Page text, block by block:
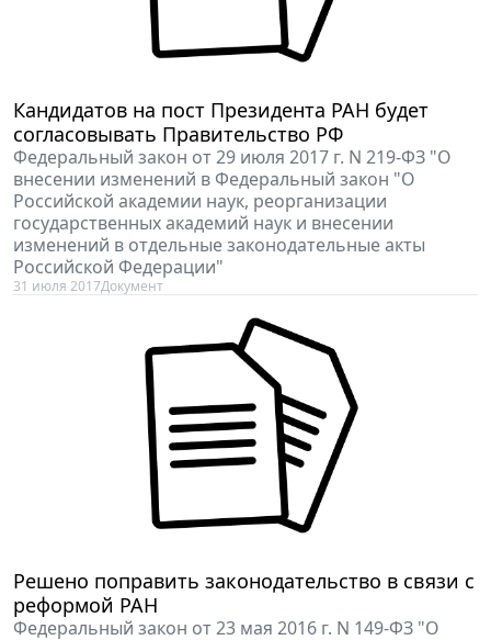
Кандидатов на пост Президента РАН будет
согласовывать Правительство РФ
Федеральный закон от 29 июля 2017 г. N 219-ФЗ "О
внесении изменений в Федеральный закон "О
Российской академии наук, реорганизации
государственных академий наук и внесении
изменений в отдельные законодательные акты
Российской Федерации"
31 июля 2017Документ
Решено поправить законодательство в связи с
реформой РАН
Федеральный закон от 23 мая 2016 г. N 149-ФЗ "О